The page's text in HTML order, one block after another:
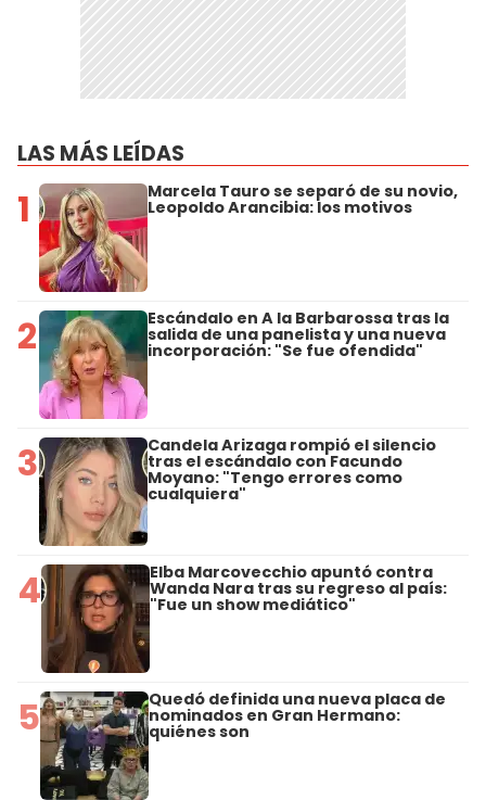
LAS MÁS LEÍDAS
1 Marcela Tauro se separó de su novio,
Leopoldo Arancibia: los motivos
2 Escándalo en A la Barbarossa tras la
salida de una panelista y una nueva
incorporación: "Se fue ofendida"
3 Candela Arizaga rompió el silencio
tras el escándalo con Facundo
Moyano: "Tengo errores como
cualquiera"
4 Elba Marcovecchio apuntó contra
Wanda Nara tras su regreso al país:
"Fue un show mediático"
5 Quedó definida una nueva placa de
nominados en Gran Hermano:
quiénes son